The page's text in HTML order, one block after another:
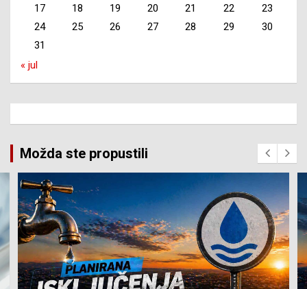
17
18 19 20 21 22
23
24
25 26 27 28 29
30
31
« jul
Možda ste propustili